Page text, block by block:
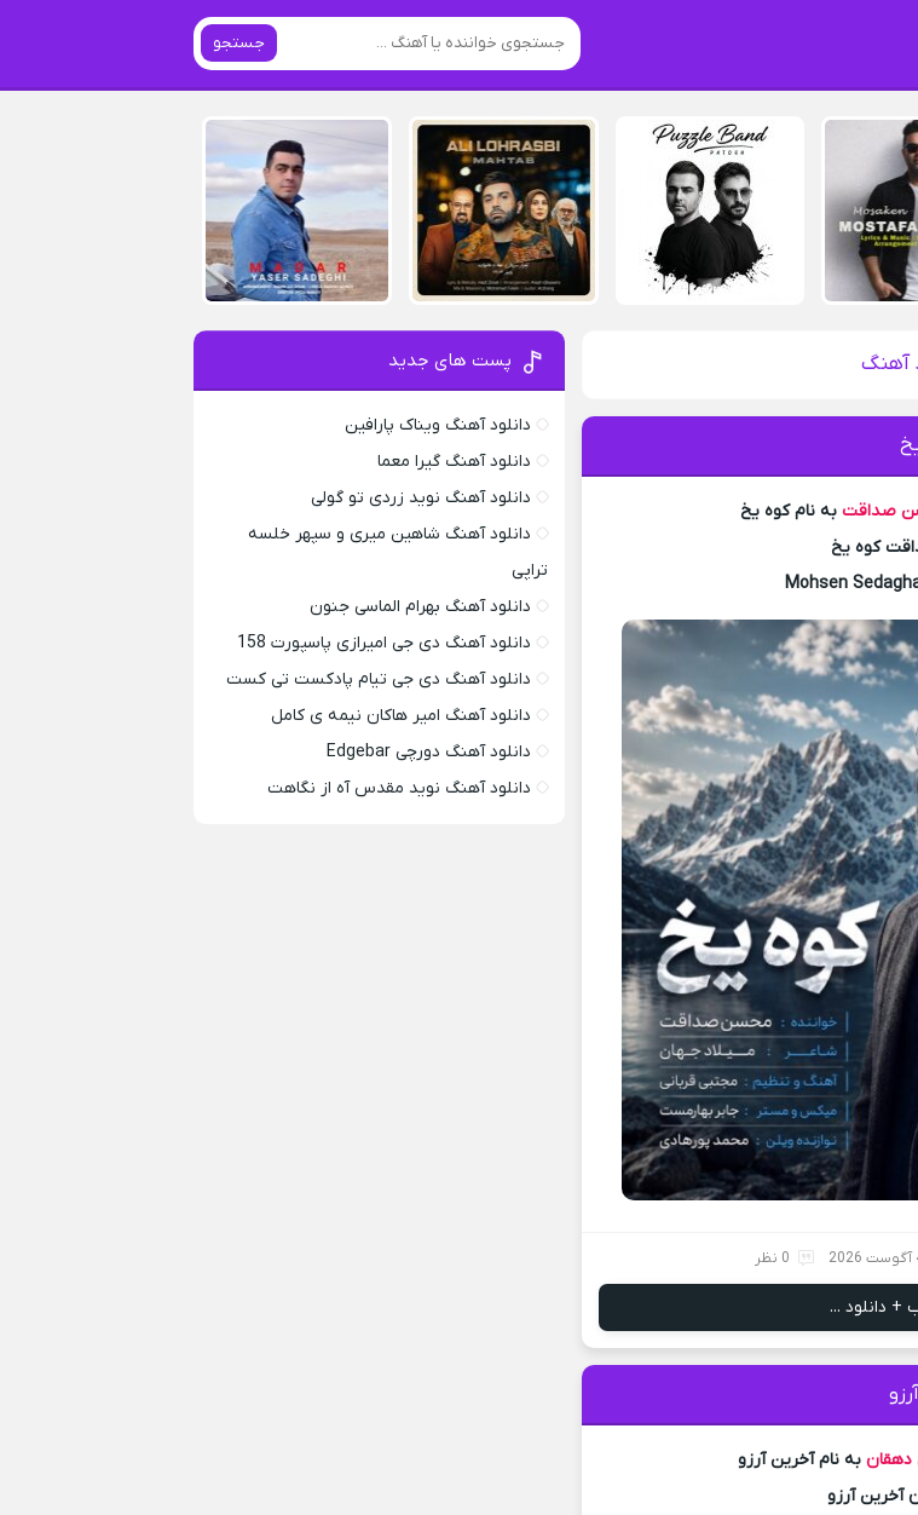
جستجو
آهنگ
صداقتبه نام کوه یخ
کوه یخ
Mohsen
0 نظر
+ دانلود ...
دهقان به نام آخرین آرزو
آخرین آرزو
پست های جدید
دانلود آهنگ ویناک پارافین
دانلود آهنگ گیرا معما
دانلود آهنگ نوید زردی تو گولی
دانلود آهنگ شاهین میری و سپهر خلسه
تراپی
دانلود آهنگ بهرام الماسی جنون
دانلود آهنگ دی جی امیرازی پاسپورت 158
دانلود آهنگ دی جی تیام پادکست تی کست
دانلود آهنگ امیر هاکان نیمه ی کامل
دانلود آهنگ دورچی Edgebar
دانلود آهنگ نوید مقدس آه از نگاهت